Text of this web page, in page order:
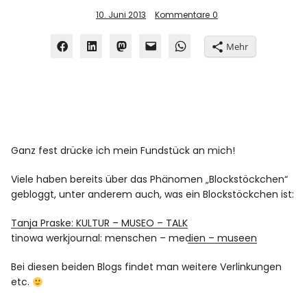
Bloggerreisen
Über mich
10. Juni 2013 Kommentare 0
Mehr
Ganz fest drücke ich mein Fundstück an mich!
Viele haben bereits über das Phänomen „Blockstöckchen“
gebloggt, unter anderem auch, was ein Blockstöckchen ist:
Tanja Praske: KULTUR – MUSEO – TALK
tinowa werkjournal: menschen – medien – museen
Bei diesen beiden Blogs findet man weitere Verlinkungen
etc.